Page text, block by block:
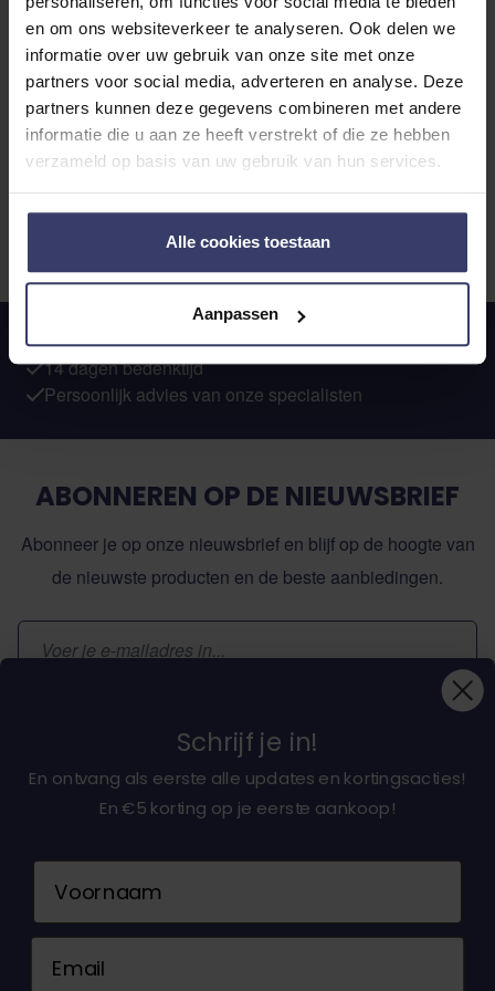
en om ons websiteverkeer te analyseren. Ook delen we
informatie over uw gebruik van onze site met onze
partners voor social media, adverteren en analyse. Deze
partners kunnen deze gegevens combineren met andere
informatie die u aan ze heeft verstrekt of die ze hebben
verzameld op basis van uw gebruik van hun services.
Alle cookies toestaan
Aanpassen
lang gebruikt als grondstof voor het produceren van
linnen maar ook bekend als stalbedekking voor je
paard. Vroeger werd lijnzaad voornamelijk gebruikt
...
Lees verder...
Waardering: 4.5/5.0
14 dagen bedenktijd
Persoonlijk advies van onze specialisten
ABONNEREN OP DE NIEUWSBRIEF
Abonneer je op onze nieuwsbrief en blijf op de hoogte van
de nieuwste producten en de beste aanbiedingen.
E-mailadres
Over ons
Klantenservice
Neem contact op
Schrijf je in!
En ontvang als eerste alle updates en kortingsacties!
En €5 korting op je eerste aankoop!